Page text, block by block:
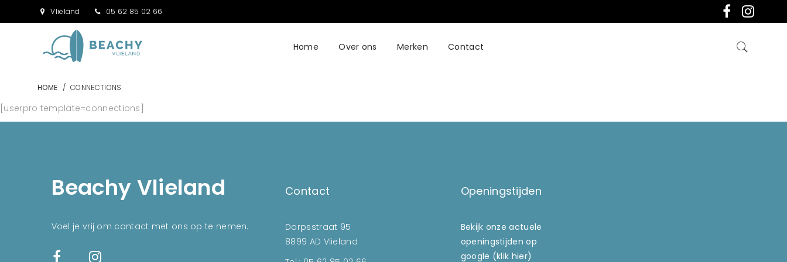
Vlieland 05 62 85 02 66
Home Over ons Merken Contact
HOME / CONNECTIONS
[userpro template=connections]
Beachy Vlieland
Voel je vrij om contact met ons op te nemen.
Contact
Dorpsstraat 95
8899 AD Vlieland
Openingstijden
Bekijk onze actuele
openingstijden op
google (klik hier)